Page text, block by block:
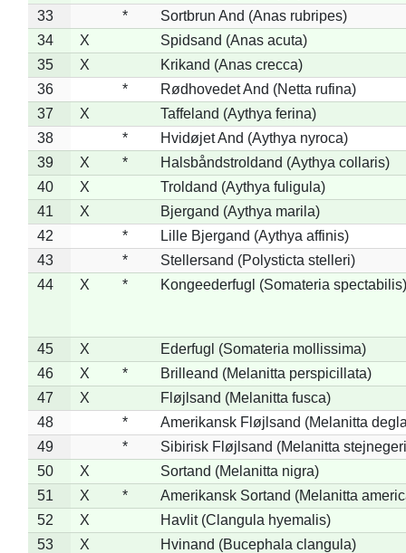
33
*
Sortbrun And (Anas rubripes)
34
X
Spidsand (Anas acuta)
35
X
Krikand (Anas crecca)
36
*
Rødhovedet And (Netta rufina)
37
X
Taffeland (Aythya ferina)
38
*
Hvidøjet And (Aythya nyroca)
39
X *
Halsbåndstroldand (Aythya collaris)
40
X
Troldand (Aythya fuligula)
41
X
Bjergand (Aythya marila)
42
*
Lille Bjergand (Aythya affinis)
43
*
Stellersand (Polysticta stelleri)
44
X * Kongeederfugl (Somateria spectabilis)
45 X
Ederfugl (Somateria mollissima)
46
X *
Brilleand (Melanitta perspicillata)
47
X
Fløjlsand (Melanitta fusca)
48
*
Amerikansk Fløjlsand (Melanitta
49
*
Sibirisk Fløjlsand (Melanitta
50
X
Sortand (Melanitta nigra)
51
X *
Amerikansk Sortand (Melanitta
52
X
Havlit (Clangula hyemalis)
53
X
Hvinand (Bucephala clangula)